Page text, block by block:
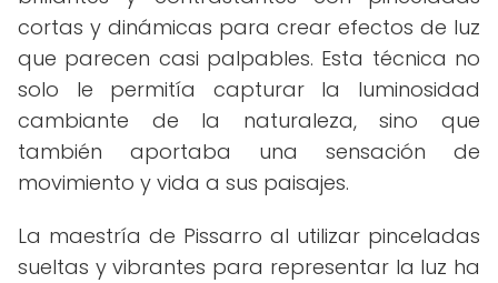
cortas y dinámicas para crear efectos de luz
que parecen casi palpables. Esta técnica no
solo le permitía capturar la luminosidad
cambiante de la naturaleza, sino que
también aportaba una sensación de
movimiento y vida a sus paisajes.
La maestría de Pissarro al utilizar pinceladas
sueltas y vibrantes para representar la luz ha